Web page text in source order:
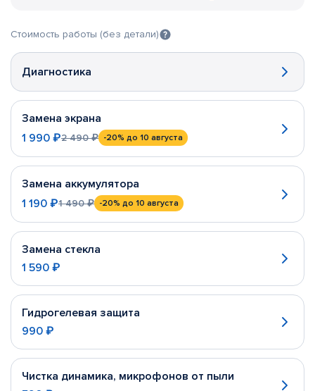
Стоимость работы (без детали)
Диагностика
Замена экрана
1 990 ₽2 490 ₽ -20% до 10 августа
Замена аккумулятора
1 190 ₽1 490 ₽ -20% до 10 августа
Замена стекла
1 590 ₽
Гидрогелевая защита
990 ₽
Чистка динамика, микрофонов от пыли